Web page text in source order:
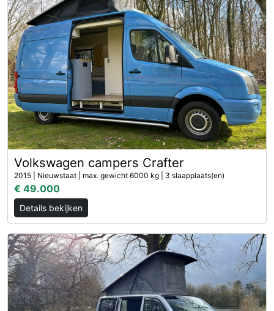
Volkswagen campers Crafter
2015 | Nieuwstaat | max. gewicht 6000 kg | 3 slaapplaats(en)
€ 49.000
Details bekijken